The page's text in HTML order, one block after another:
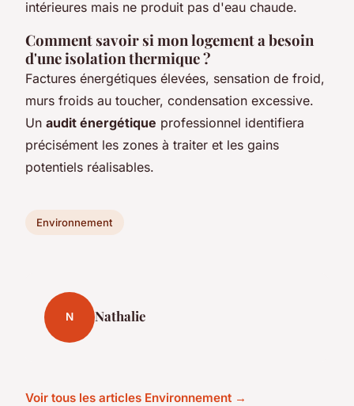
intérieures mais ne produit pas d'eau chaude.
Comment savoir si mon logement a besoin
d'une isolation thermique ?
Factures énergétiques élevées, sensation de froid,
murs froids au toucher, condensation excessive.
Un audit énergétique professionnel identifiera
précisément les zones à traiter et les gains
potentiels réalisables.
Environnement
N Nathalie
Voir tous les articles Environnement →